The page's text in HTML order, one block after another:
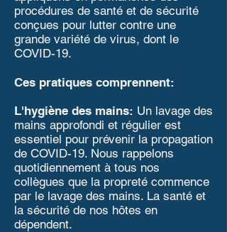
procédures de santé et de sécurité
conçues pour lutter contre une
grande variété de virus, dont le
COVID-19.
Ces pratiques comprennent:
L'hygiène des mains: Un lavage des
mains approfondi et régulier est
essentiel pour prévenir la propagation
de COVID-19. Nous rappelons
quotidiennement à tous nos
collègues que la propreté commence
par le lavage des mains. La santé et
la sécurité de nos hôtes en
dépendent.